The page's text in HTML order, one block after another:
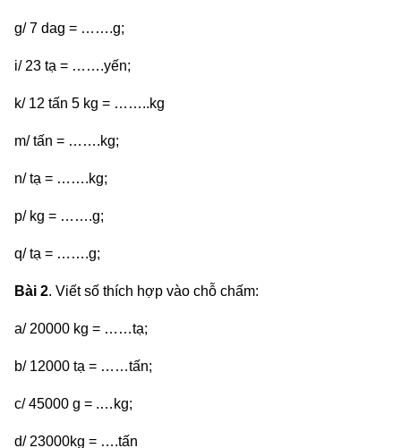
g/ 7 dag = …….g;
i/ 23 tạ = …….yến;
k/ 12 tấn 5 kg = ……..kg
m/ tấn = …….kg;
n/ tạ = …….kg;
p/ kg = …….g;
q/ tạ = …….g;
Bài 2. Viết số thích hợp vào chỗ chấm:
a/ 20000 kg = ……tạ;
b/ 12000 tạ = ……tấn;
c/ 45000 g = .…kg;
d/ 23000kg = ….tấn